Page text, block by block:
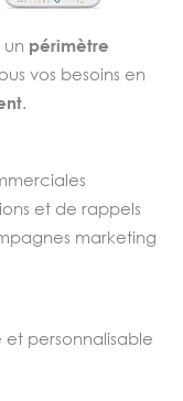
un périmètre
vos besoins en
.
et de rappels
marketing
et personnalisable